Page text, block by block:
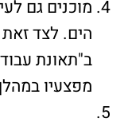
מוכנים גם
הים. לצד
ב"תאונת
מפצעיו